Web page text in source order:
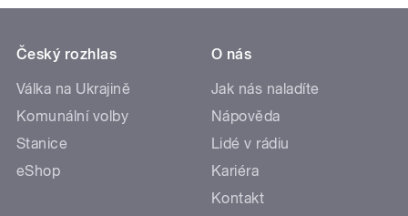
Český rozhlas
Válka na Ukrajině
Komunální volby
Stanice
eShop
O nás
Jak nás naladíte
Nápověda
Lidé v rádiu
Kariéra
Kontakt